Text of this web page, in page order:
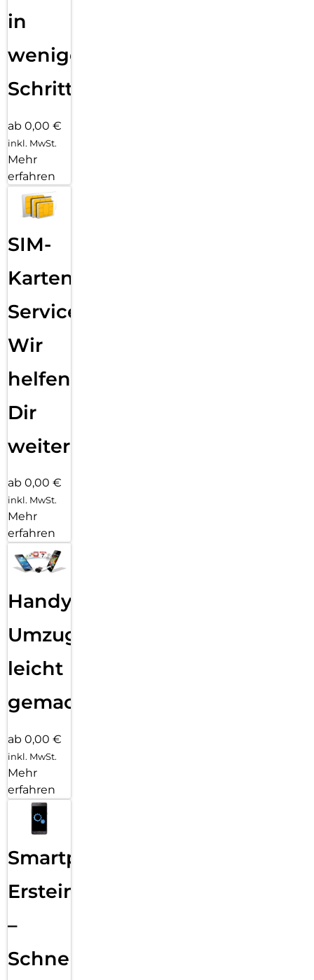
in
wenigen
Schritten
ab 0,00 €
inkl. MwSt.
Mehr
erfahren
SIM-
Karten
Service:
Wir
helfen
Dir
weiter
ab 0,00 €
inkl. MwSt.
Mehr
erfahren
Handy
Umzug
leicht
gemacht!
ab 0,00 €
inkl. MwSt.
Mehr
erfahren
Smartphone
Ersteinrichtung
–
Schnelle